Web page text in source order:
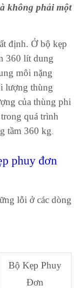
không phải một
định. Ở bộ kẹp
360 lít dung
môi nặng
lượng thùng
của thùng phi
quá trình
tầm 360 kg
phuy đơn
lỗi ở các dòng
Bộ Kẹp Phuy
Đơn